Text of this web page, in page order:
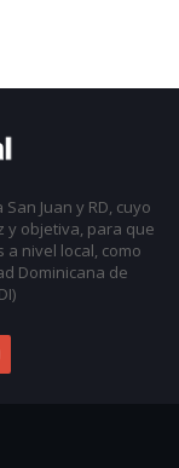
Juan y RD, cuyo
y objetiva, para que
nivel local, como
Dominicana de